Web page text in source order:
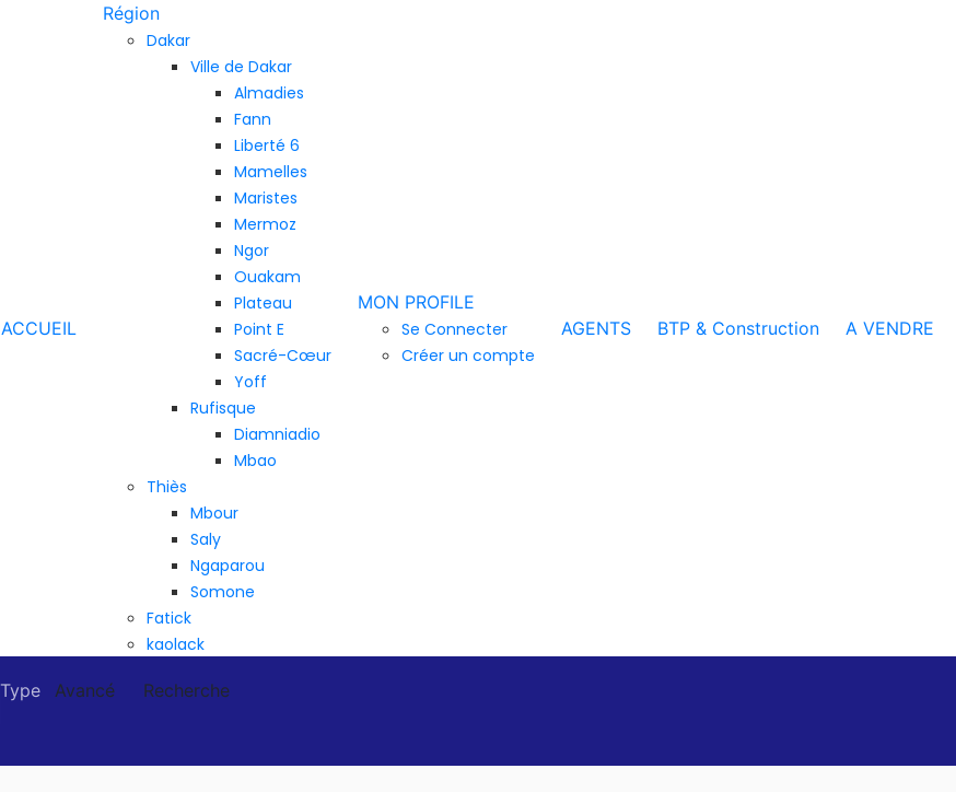
ACCUEIL
Région
Dakar
Ville de Dakar
Almadies
Fann
Liberté 6
Mamelles
Maristes
Mermoz
Ngor
Ouakam
Plateau
Point E
Sacré-Cœur
Yoff
Rufisque
Diamniadio
Mbao
Thiès
Mbour
Saly
Ngaparou
Somone
Fatick
kaolack
MON PROFILE
Se Connecter
Créer un compte
AGENTS BTP & Construction A VENDRE
Type
Avancé Recherche